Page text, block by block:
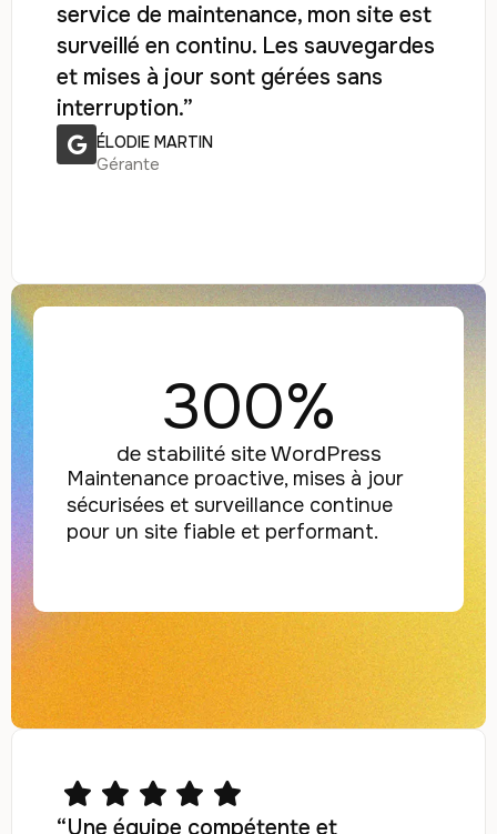
service de maintenance, mon site est
surveillé en continu. Les sauvegardes
et mises à jour sont gérées sans
interruption.”
ÉLODIE MARTIN
Gérante
300%
de stabilité site WordPress
Maintenance proactive, mises à jour
sécurisées et surveillance continue
pour un site fiable et performant.
“Une équipe compétente et